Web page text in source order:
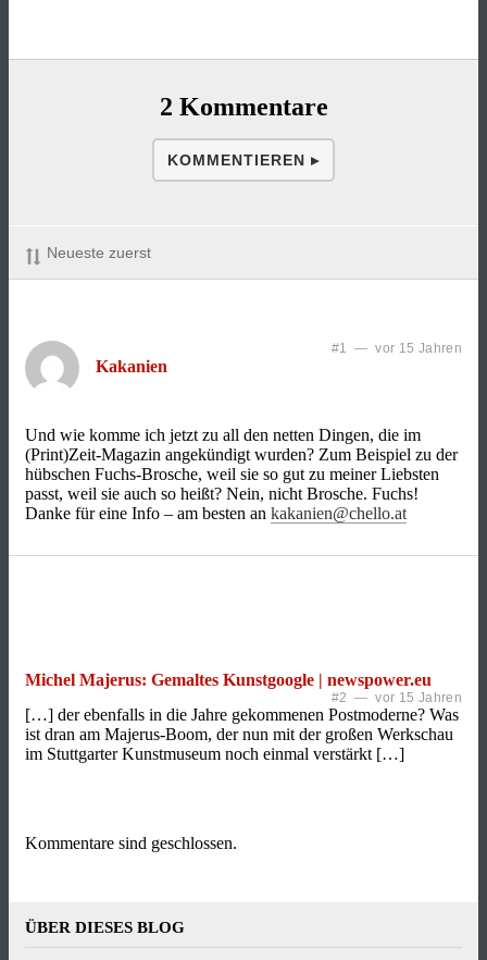
2 Kommentare
KOMMENTIEREN ▸
Neueste zuerst
Kakanien
#1 — vor 15 Jahren
Und wie komme ich jetzt zu all den netten Dingen, die im
(Print)Zeit-Magazin angekündigt wurden? Zum Beispiel zu der
hübschen Fuchs-Brosche, weil sie so gut zu meiner Liebsten
passt, weil sie auch so heißt? Nein, nicht Brosche. Fuchs!
Danke für eine Info – am besten an kakanien@chello.at
Michel Majerus: Gemaltes Kunstgoogle | newspower.eu
#2 — vor 15 Jahren
[…] der ebenfalls in die Jahre gekommenen Postmoderne? Was
ist dran am Majerus-Boom, der nun mit der großen Werkschau
im Stuttgarter Kunstmuseum noch einmal verstärkt […]
Kommentare sind geschlossen.
ÜBER DIESES BLOG